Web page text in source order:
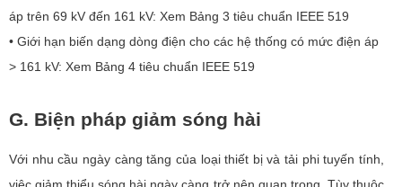
áp trên 69 kV đến 161 kV: Xem Bảng 3 tiêu chuẩn IEEE 519
• Giới hạn biến dạng dòng điện cho các hệ thống có mức điện áp
> 161 kV: Xem Bảng 4 tiêu chuẩn IEEE 519
G. Biện pháp giảm sóng hài
Với nhu cầu ngày càng tăng của loại thiết bị và tải phi tuyến tính,